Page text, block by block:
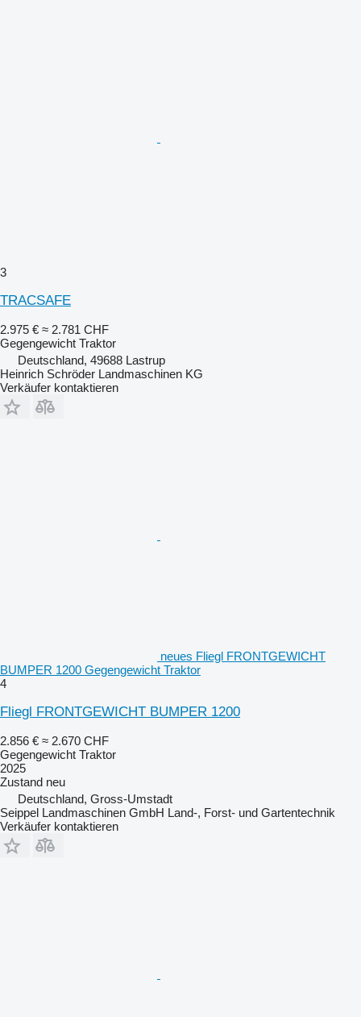
3
TRACSAFE
2.975 € ≈ 2.781 CHF
Gegengewicht Traktor
Deutschland, 49688 Lastrup
Heinrich Schröder Landmaschinen KG
Verkäufer kontaktieren
neues Fliegl FRONTGEWICHT
BUMPER 1200 Gegengewicht Traktor
4
Fliegl FRONTGEWICHT BUMPER 1200
2.856 € ≈ 2.670 CHF
Gegengewicht Traktor
2025
Zustand neu
Deutschland, Gross-Umstadt
Seippel Landmaschinen GmbH Land-, Forst- und Gartentechnik
Verkäufer kontaktieren